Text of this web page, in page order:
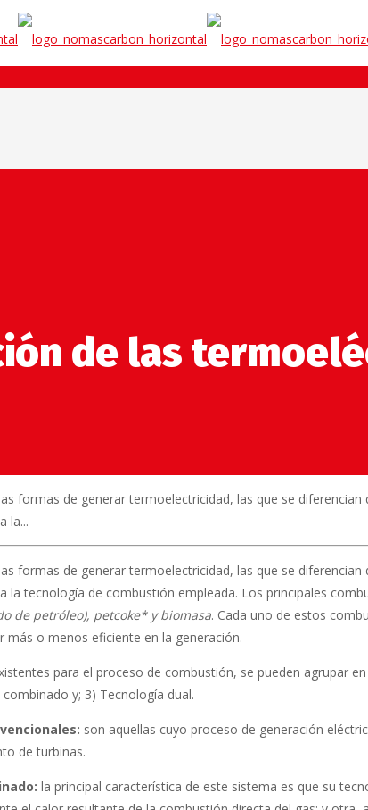
de las
formas de generar termoelectricidad, las que se
la...
formas de generar termoelectricidad, las que se
la tecnología de combustión empleada. Los principales
de petróleo), petcoke* y biomasa. Cada uno de estos
o menos eficiente en la generación.
para el proceso de combustión, se pueden agrupar
y; 3) Tecnología dual.
son aquellas cuyo proceso de generación
de turbinas.
la principal característica de este sistema es que su